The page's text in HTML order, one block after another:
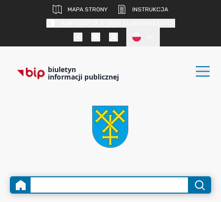
MAPA STRONY
INSTRUKCJA
biuletyn
informacji publicznej